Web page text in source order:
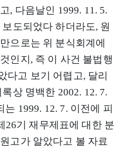
, 다음날인 1999. 11. 5.
도되었다 하더라도, 원
으로는 위 분식회계에
인지, 즉 이 사건 불법행
다고 보기 어렵고, 달리
상 명백한 2002. 12. 7.
1999. 12. 7. 이전에 피
26기 재무제표에 대한 분
고가 알았다고 볼 자료